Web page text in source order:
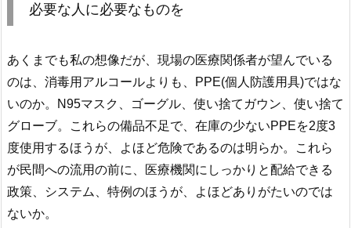
必要な人に必要なものを
あくまでも私の想像だが、現場の医療関係者が望んでいる
のは、消毒用アルコールよりも、PPE(個人防護用具)ではな
いのか。N95マスク、ゴーグル、使い捨てガウン、使い捨て
グローブ。これらの備品不足で、在庫の少ないPPEを2度3
度使用するほうが、よほど危険であるのは明らか。これら
が民間への流用の前に、医療機関にしっかりと配給できる
政策、システム、特例のほうが、よほどありがたいのでは
ないか。